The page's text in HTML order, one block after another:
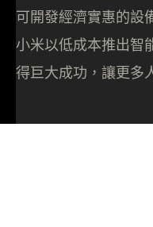
可開發經濟實惠的設
小米以低成本推出智
得巨大成功，讓更多